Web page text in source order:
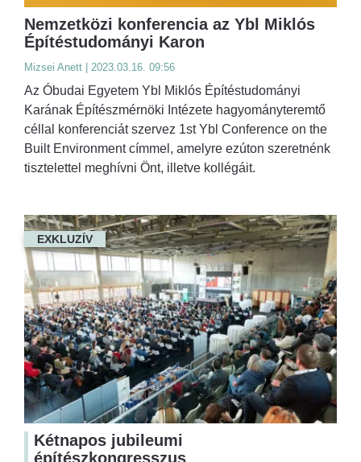
Nemzetközi konferencia az Ybl Miklós
Építéstudományi Karon
Mizsei Anett | 2023.03.16. 09:56
Az Óbudai Egyetem Ybl Miklós Építéstudományi
Karának Építészmérnöki Intézete hagyományteremtő
céllal konferenciát szervez 1st Ybl Conference on the
Built Environment címmel, amelyre ezúton szeretnénk
tisztelettel meghívni Önt, illetve kollégáit.
EXKLUZÍV
Kétnapos jubileumi
építészkongresszus